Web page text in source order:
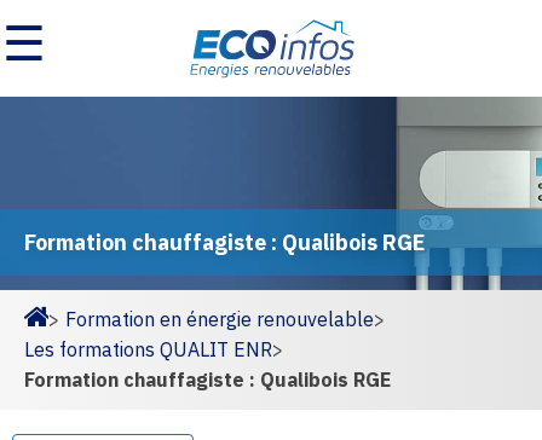
☰
Formation chauffagiste : Qualibois RGE
Homepage
> Formation en énergie renouvelable>
Les formations QUALIT ENR>
Formation chauffagiste : Qualibois RGE